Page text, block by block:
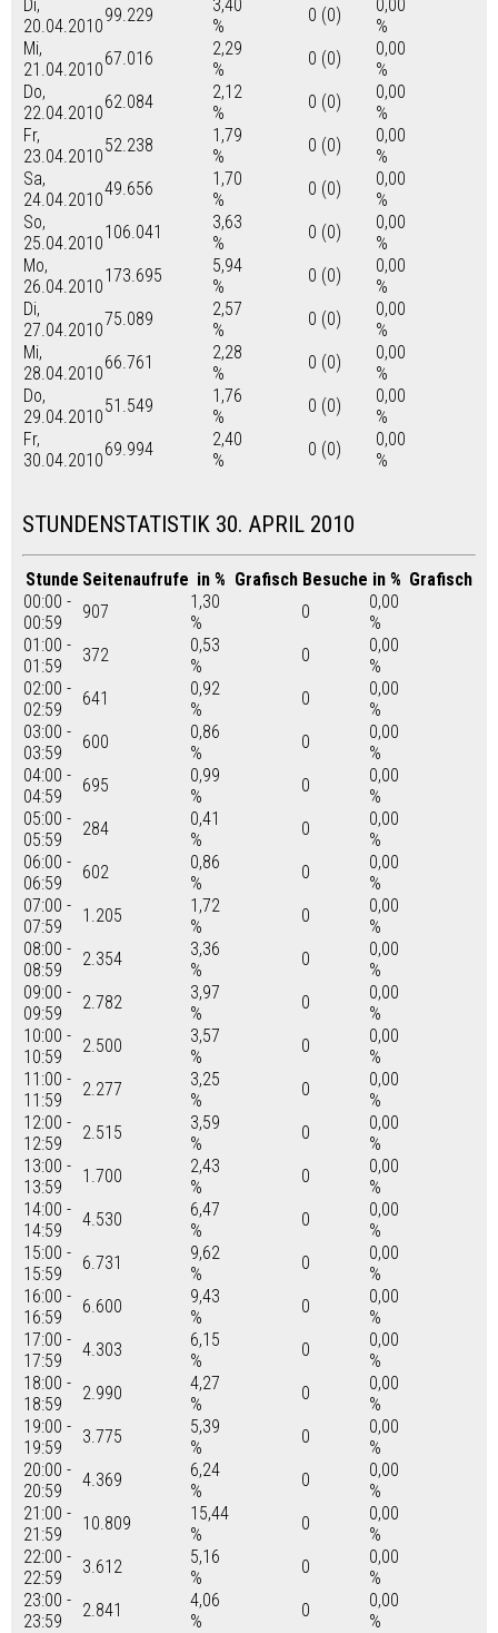
Di,
20.04.2010
99.229
3,40
%
0 (0)
0,00
%
Mi,
21.04.2010
67.016
2,29
%
0 (0)
0,00
%
Do,
22.04.2010
62.084
2,12
%
0 (0)
0,00
%
Fr,
23.04.2010
52.238
1,79
%
0 (0)
0,00
%
Sa,
24.04.2010
49.656
1,70
%
0 (0)
0,00
%
So,
25.04.2010
106.041
3,63
%
0 (0)
0,00
%
Mo,
26.04.2010
173.695
5,94
%
0 (0)
0,00
%
Di,
27.04.2010
75.089
2,57
%
0 (0)
0,00
%
Mi,
28.04.2010
66.761
2,28
%
0 (0)
0,00
%
Do,
29.04.2010
51.549
1,76
%
0 (0)
0,00
%
Fr,
30.04.2010
69.994
2,40
%
0 (0)
0,00
%
STUNDENSTATISTIK 30. APRIL 2010
Stunde Seitenaufrufe in % Grafisch Besuche in % Grafisch
00:00 -
00:59
907
1,30
%
0
0,00
%
01:00 -
01:59
372
0,53
%
0
0,00
%
02:00 -
02:59
641
0,92
%
0
0,00
%
03:00 -
03:59
600
0,86
%
0
0,00
%
04:00 -
04:59
695
0,99
%
0
0,00
%
05:00 -
05:59
284
0,41
%
0
0,00
%
06:00 -
06:59
602
0,86
%
0
0,00
%
07:00 -
07:59
1.205
1,72
%
0
0,00
%
08:00 -
08:59
2.354
3,36
%
0
0,00
%
09:00 -
09:59
2.782
3,97
%
0
0,00
%
10:00 -
10:59
2.500
3,57
%
0
0,00
%
11:00 -
11:59
2.277
3,25
%
0
0,00
%
12:00 -
12:59
2.515
3,59
%
0
0,00
%
13:00 -
13:59
1.700
2,43
%
0
0,00
%
14:00 -
14:59
4.530
6,47
%
0
0,00
%
15:00 -
15:59
6.731
9,62
%
0
0,00
%
16:00 -
16:59
6.600
9,43
%
0
0,00
%
17:00 -
17:59
4.303
6,15
%
0
0,00
%
18:00 -
18:59
2.990
4,27
%
0
0,00
%
19:00 -
19:59
3.775
5,39
%
0
0,00
%
20:00 -
20:59
4.369
6,24
%
0
0,00
%
21:00 -
21:59
10.809
15,44
%
0
0,00
%
22:00 -
22:59
3.612
5,16
%
0
0,00
%
23:00 -
23:59
2.841
4,06
%
0
0,00
%